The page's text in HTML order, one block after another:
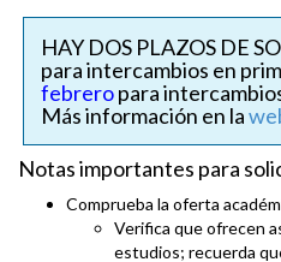
HAY DOS PLAZOS DE
para intercambios en
febreropara
Más información en la
Notas importantes para
Comprueba la oferta
Verifica que ofrecen
estudios; recuerda